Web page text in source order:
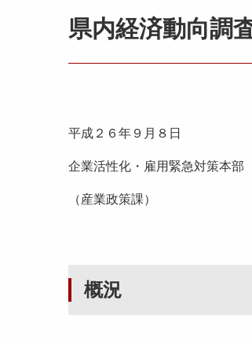
県内経済動向調
平成２６年９月８日
企業活性化・雇用緊急対策本部
（産業政策課）
概況